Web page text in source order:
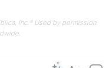
Inc.® Used by permission.